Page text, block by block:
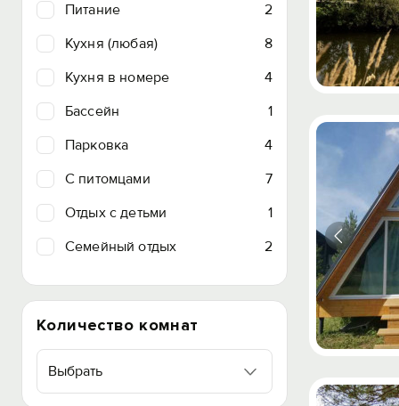
Питание
2
Кухня (любая)
8
Кухня в номере
4
Бассейн
1
Парковка
4
C питомцами
7
Отдых с детьми
1
Семейный отдых
2
Количество комнат
Выбрать